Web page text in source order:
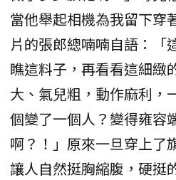
當他舉起相機為我留下穿
片的張郎總喃喃自語：「
瞧這料子，再看看這細緻
大、氣兒粗，動作麻利，
個變了一個人？變得雍容
啊？！」原來一旦穿上了
讓人自然挺胸縮腹，硬挺